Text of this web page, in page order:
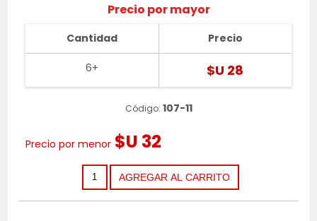
Precio por mayor
Cantidad
6+
Precio
$U 28
Código: 107-11
Precio por menor $U 32